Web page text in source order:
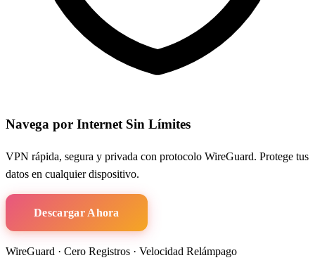
Navega por Internet Sin Límites
VPN rápida, segura y privada con protocolo WireGuard. Protege tus
datos en cualquier dispositivo.
Descargar Ahora
WireGuard · Cero Registros · Velocidad Relámpago